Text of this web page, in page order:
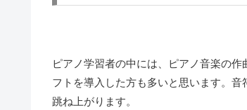
ピアノ学習者の中には、ピアノ音楽の
フトを導入した方も多いと思います。
跳ね上がります。